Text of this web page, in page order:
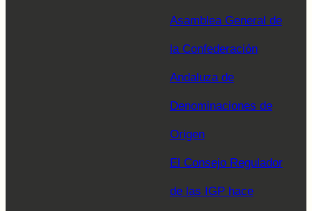
Asamblea General de
la Confederación
Andaluza de
Denominaciones de
Origen
El Consejo Regulador
de las IGP hace